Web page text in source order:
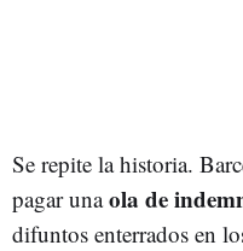
Se repite la historia.
pagar unaola de
difuntos enterrados en